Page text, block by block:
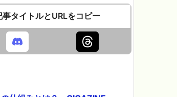
事タイトルとURLをコピー